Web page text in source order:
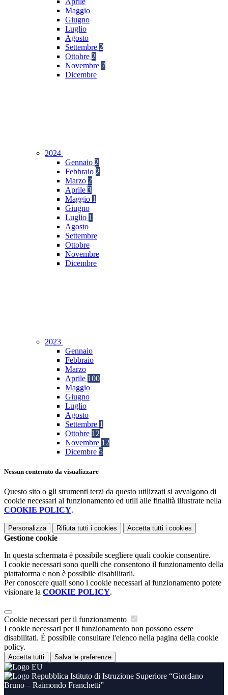
Maggio
Giugno
Luglio
Agosto
Settembre 2
Ottobre 2
Novembre 7
Dicembre
2024
Gennaio 2
Febbraio 2
Marzo 2
Aprile 3
Maggio 1
Giugno
Luglio 1
Agosto
Settembre
Ottobre
Novembre
Dicembre
2023
Gennaio
Febbraio
Marzo
Aprile 100
Maggio
Giugno
Luglio
Agosto
Settembre 1
Ottobre 12
Novembre 12
Dicembre 5
Nessun contenuto da visualizzare
Questo sito o gli strumenti terzi da questo utilizzati si avvalgono di
cookie necessari al funzionamento ed utili alle finalità illustrate nella
COOKIE POLICY.
Personalizza Rifiuta tutti i cookies Accetta tutti i cookies
Gestione cookie
In questa schermata è possibile scegliere quali cookie consentire.
I cookie necessari sono quelli che consentono il funzionamento della
piattaforma e non è possibile disabilitarli.
Per conoscere quali sono i cookie necessari al funzionamento potete
visionare la COOKIE POLICY.
Cookie necessari per il funzionamento
I cookie necessari per il funzionamento non possono essere
disabilitati. È possibile consultare l'elenco nella pagina della cookie
policy.
Accetta tutti Salva le preferenze
Istituto di Istruzione Superiore “Giordano
Bruno – Raimondo Franchetti”